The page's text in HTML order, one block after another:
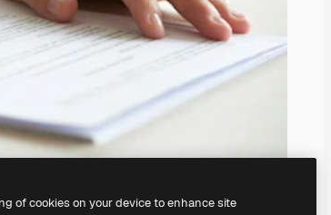
of cookies on your device to enhance site